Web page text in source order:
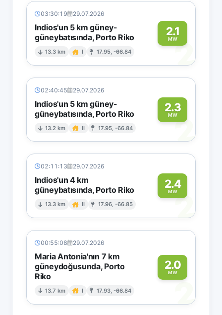
03:30:19 29.07.2026
Indios'un 5 km güney-
güneybatısında, Porto Riko
13.3 km I 17.95, -66.84
2.1
MW2
02:40:45 29.07.2026
Indios'un 5 km güney-
güneybatısında, Porto Riko
13.2 km II 17.95, -66.84
2.3
MW2
02:11:13 29.07.2026
Indios'un 4 km
güneybatısında, Porto Riko
13.3 km II 17.96, -66.85
2.4
MW2
00:55:08 29.07.2026
Maria Antonia'nın 7 km
güneydoğusunda, Porto
Riko
13.7 km I 17.93, -66.84
2.0
MW
2